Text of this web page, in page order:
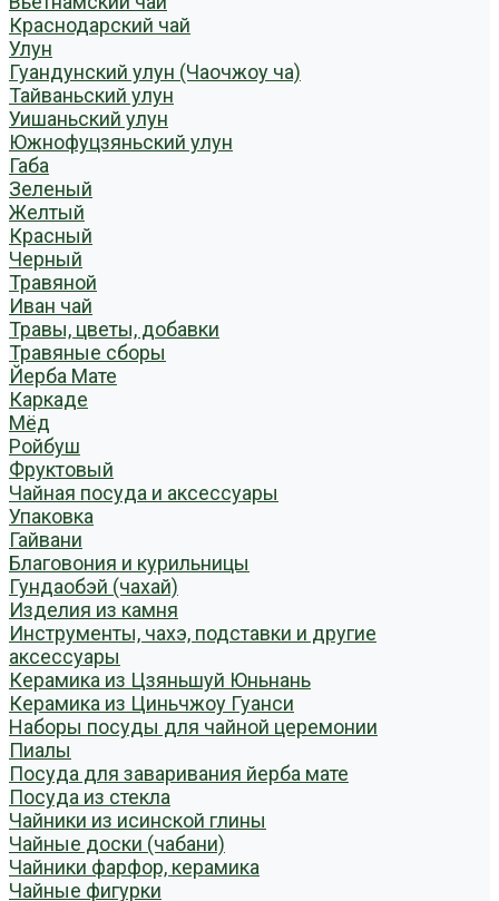
Краснодарский чай
Улун
Гуандунский улун (Чаочжоу ча)
Тайваньский улун
Уишаньский улун
Южнофуцзяньский улун
Габа
Зеленый
Желтый
Красный
Черный
Травяной
Иван чай
Травы, цветы, добавки
Травяные сборы
Йерба Мате
Каркаде
Мёд
Ройбуш
Фруктовый
Чайная посуда и аксессуары
Упаковка
Гайвани
Благовония и курильницы
Гундаобэй (чахай)
Изделия из камня
Инструменты, чахэ, подставки и другие
аксессуары
Керамика из Цзяньшуй Юньнань
Керамика из Циньчжоу Гуанси
Наборы посуды для чайной церемонии
Пиалы
Посуда для заваривания йерба мате
Посуда из стекла
Чайники из исинской глины
Чайные доски (чабани)
Чайники фарфор, керамика
Чайные фигурки